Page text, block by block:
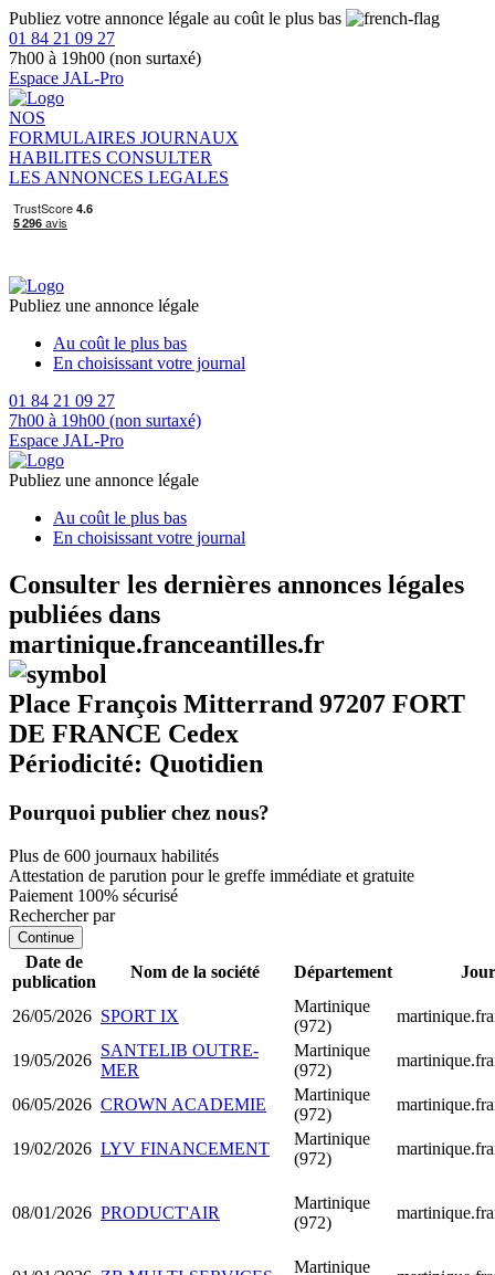
Publiez votre annonce légale au coût le plus bas
01 84 21 09 27
7h00 à 19h00 (non surtaxé)
Espace JAL-Pro
NOS
FORMULAIRES JOURNAUX
HABILITES CONSULTER
LES ANNONCES LEGALES
Publiez une annonce légale
Au coût le plus bas
En choisissant votre journal
01 84 21 09 27
7h00 à 19h00 (non surtaxé)
Espace JAL-Pro
Publiez une annonce légale
Au coût le plus bas
En choisissant votre journal
Consulter les dernières annonces légales
publiées dans
martinique.franceantilles.fr
Place François Mitterrand 97207 FORT
DE FRANCE Cedex
Périodicité: Quotidien
Pourquoi publier chez nous?
Plus de 600 journaux habilités
Attestation de parution pour le greffe immédiate et gratuite
Paiement 100% sécurisé
Rechercher par
Continue
Date de
publication
Nom de la société Département
26/05/2026 SPORT IX
Martinique
(972)
19/05/2026
SANTELIB OUTRE-
MER
Martinique
(972)
06/05/2026 CROWN ACADEMIE
Martinique
(972)
19/02/2026 LYV FINANCEMENT
Martinique
(972)
08/01/2026 PRODUCT'AIR
Martinique
(972)
Martinique